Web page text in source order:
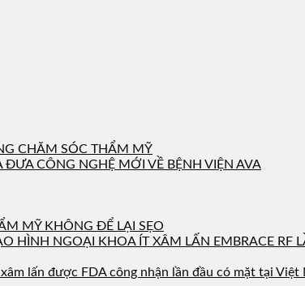
CHĂM SÓC THẨM MỸ
CÔNG NGHỆ MỚI VỀ BỆNH VIỆN AVA
MỸ KHÔNG ĐỂ LẠI SẸO
HÌNH NGOẠI KHOA ÍT XÂM LẤN EMBRACE RF
lấn được FDA công nhận lần đầu có mặt tại